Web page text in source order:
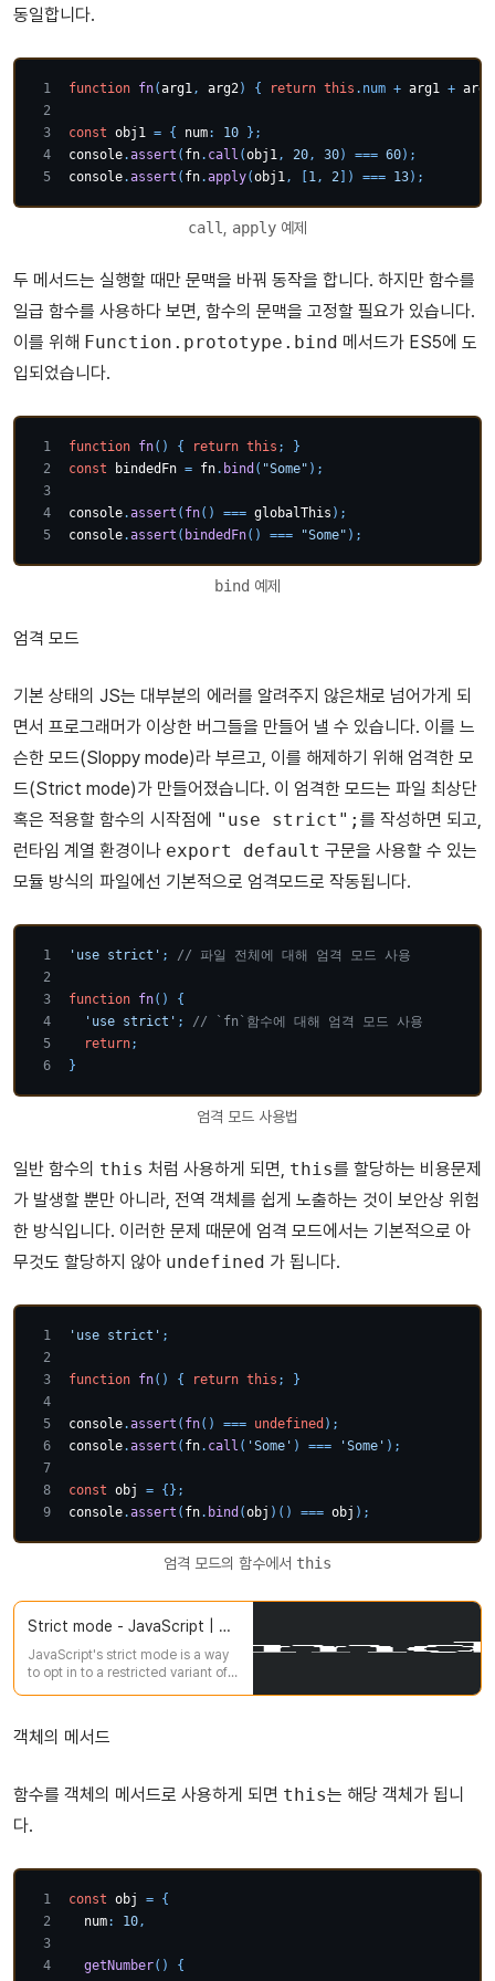
동일합니다.
function fn(arg1, arg2) { return this . num + arg1 + arg2
const obj1 = { num: 10 } ;
console.assert ( fn. call (obj1, 20, 30) === 60) ;
console.assert ( fn.apply(obj1, 1, 2 ) === 13) ;
call apply 예제
두 메서드는 실행할 때만 문맥을 바꿔 동작을 합니다. 하지만 함수를
일급 함수를 사용하다 보면, 함수의 문맥을 고정할 필요가 있습니다.
이를 위해 Function.prototype.bind 메서드가 ES5에 도
입되었습니다.
function fn( ) { return this ;
}
const bindedFn = fn. bind ( "Some" ) ;
console.assert ( fn( ) === globalThis ) ;
console.assert ( bindedFn( ) === "Some" ) ;
bind 예제
엄격 모드
기본 상태의 JS는 대부분의 에러를 알려주지 않은채로 넘어가게 되
면서 프로그래머가 이상한 버그들을 만들어 낼 수 있습니다. 이를 느
슨한 모드(Sloppy mode)라 부르고, 이를 해제하기 위해 엄격한 모
드(Strict mode)가 만들어졌습니다. 이 엄격한 모드는 파일 최상단
혹은 적용할 함수의 시작점에 "use strict"; 를 작성하면 되고,
런타임 계열 환경이나 export default 구문을 사용할 수 있는
모듈 방식의 파일에선 기본적으로 엄격모드로 작동됩니다.
'use strict' ; // 파일 전체에 대해 엄격 모드 사용
function fn( )
{
'use strict' ;
// `fn`함수에 대해 엄격 모드 사용
return;
}
엄격 모드 사용법
일반 함수의 this 처럼 사용하게 되면, this를 할당하는 비용문제
가 발생할 뿐만 아니라, 전역 객체를 쉽게 노출하는 것이 보안상 위험
한 방식입니다. 이러한 문제 때문에 엄격 모드에서는 기본적으로 아
무것도 할당하지 않아 undefined 가 됩니다.
'use strict' ;
function fn( ) { return this ; }
console.assert ( fn( ) === undefined ) ;
console.assert ( fn. call ( 'Some' ) === 'Some' ) ;
const obj = { } ;
console.assert ( fn. bind (obj ) ( ) === obj ) ;
엄격 모드의 함수에서 this
Strict mode - JavaScript | MDN
JavaScript's strict mode is a way
to opt in to a restricted variant of
Strict mode isn't just a subset: it
intentionally has different
mode code can coexist, so scripts
incrementally.
객체의 메서드
함수를 객체의 메서드로 사용하게 되면 this는 해당 객체가 됩니
다.
const obj = {
num: 10,
getNumber( )
{